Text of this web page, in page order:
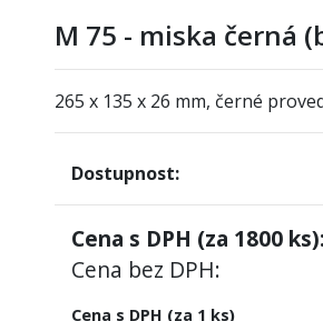
M 75 - miska černá
265 x 135 x 26 mm, černé
Dostupnost:
Cena s DPH (za 1800 ks):
Cena bez DPH:
Cena s DPH (za 1 ks)